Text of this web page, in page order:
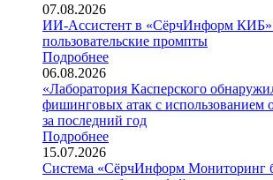
07.08.2026
ИИ-Ассистент в «СёрчИнформ КИБ»
пользовательские промпты
Подробнее
06.08.2026
«Лаборатория Касперского
фишинговых атак с использованием
за последний год
Подробнее
15.07.2026
Система «СёрчИнформ Мониторинг